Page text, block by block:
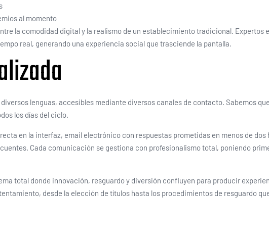
al momento
la comodidad digital y la realismo de un establecimiento tradicional. Expertos
real, generando una experiencia social que trasciende la pantalla.
lenguas, accesibles mediante diversos canales de contacto. Sabemos
los días del ciclo.
en la interfaz, email electrónico con respuestas prometidas en menos de dos
Cada comunicación se gestiona con profesionalismo total, poniendo
total donde innovación, resguardo y diversión confluyen para producir
desde la elección de títulos hasta los procedimientos de resguardo